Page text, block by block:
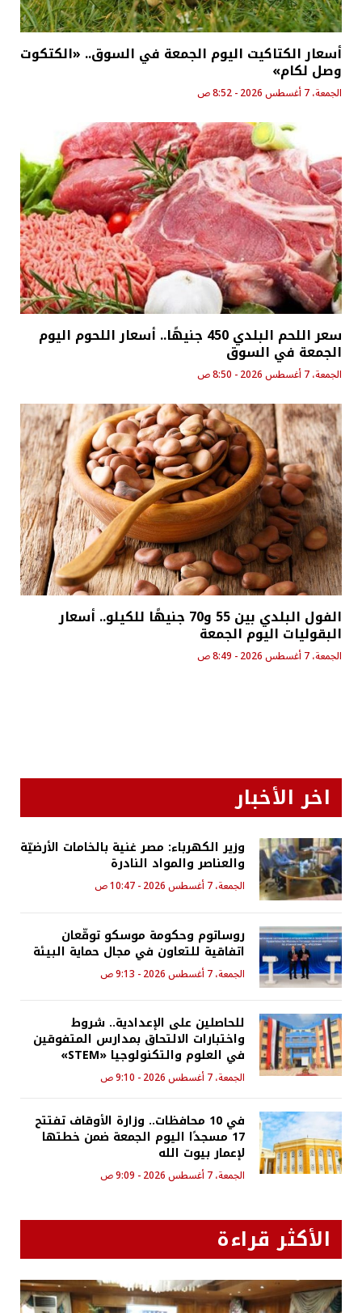
أسعار الكتاكيت اليوم الجمعة في السوق.. «الكتكوت
وصل لكام»
الجمعة، 7 أغسطس 2026 - 8:52 ص
سعر اللحم البلدي 450 جنيهًا.. أسعار اللحوم اليوم
الجمعة في السوق
الجمعة، 7 أغسطس 2026 - 8:50 ص
الفول البلدي بين 55 و70 جنيهًا للكيلو.. أسعار
البقوليات اليوم الجمعة
الجمعة، 7 أغسطس 2026 - 8:49 ص
اخر الأخبار
وزير الكهرباء: مصر غنية بالخامات الأرضيّة
والعناصر والمواد النادرة
الجمعة، 7 أغسطس 2026 - 10:47 ص
روساتوم وحكومة موسكو توقّعان
اتفاقية للتعاون في مجال حماية البيئة
الجمعة، 7 أغسطس 2026 - 9:13 ص
للحاصلين على الإعدادية.. شروط
واختبارات الالتحاق بمدارس المتفوقين
في العلوم والتكنولوجيا «STEM»
الجمعة، 7 أغسطس 2026 - 9:10 ص
في 10 محافظات.. وزارة الأوقاف تفتتح
17 مسجدًا اليوم الجمعة ضمن خطتها
لإعمار بيوت الله
الجمعة، 7 أغسطس 2026 - 9:09 ص
الأكثر قراءة